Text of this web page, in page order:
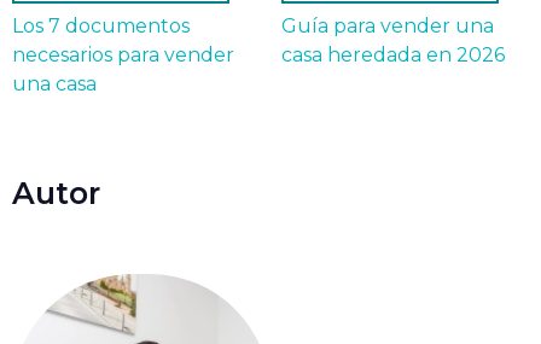
Los 7 documentos
necesarios para vender
una casa
Guía para vender una
casa heredada en 2026
Autor